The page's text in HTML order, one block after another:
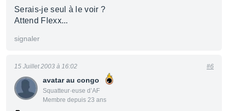
Serais-je seul à le voir ?
Attend Flexx...
signaler
avatar au congo
Squatteur·euse d’AF
Membre depuis 23 ans
15 Juillet 2003 à 16:02 #6